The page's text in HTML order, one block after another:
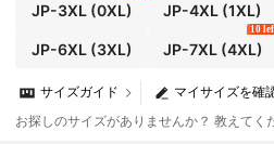
JP-3XL(0XL) JP-4XL (1XL)
JP-6XL(3XL) JP-7XL (4XL)
10
マイサイズを確
サイズガイド
お探しのサイズがありませんか？ 教えてく